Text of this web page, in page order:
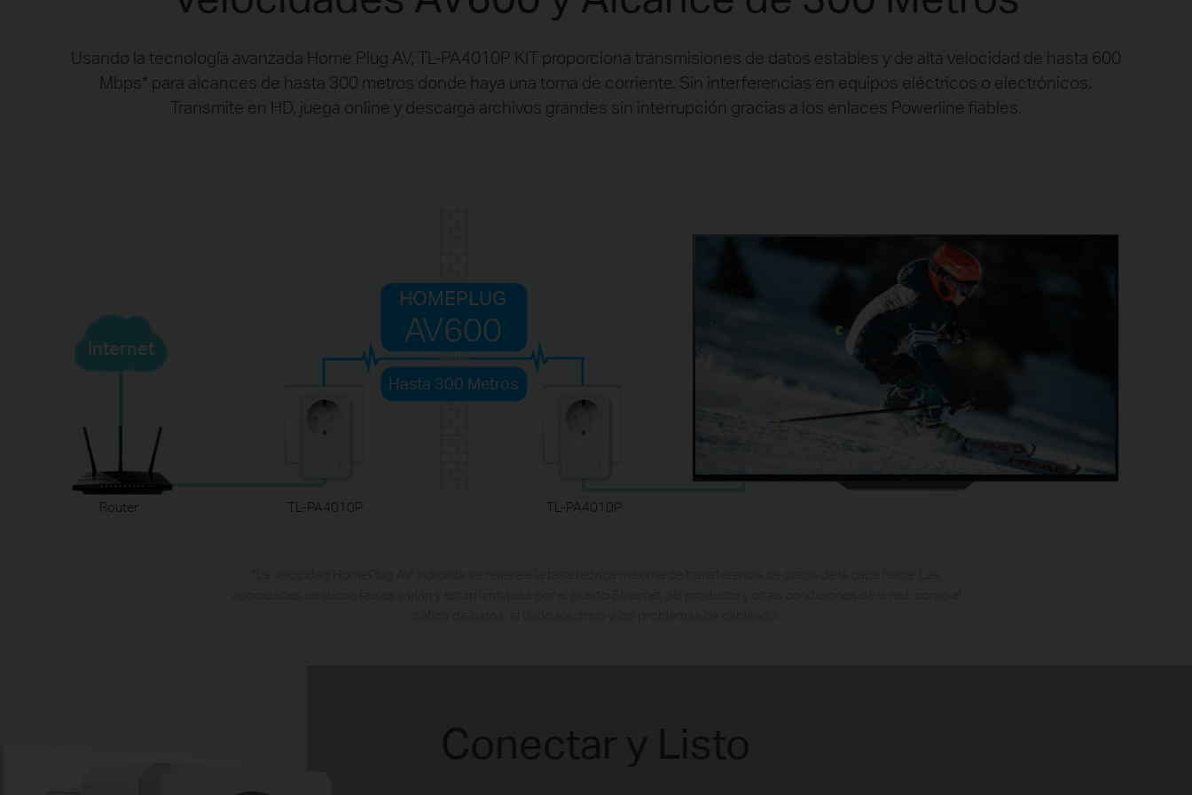
Usando la tecnología avanzada Home Plug AV, TL-PA4010P KIT proporciona transmisiones de datos estables y de alta velocidad de hasta 600
Mbps* para alcances de hasta 300 metros donde haya una toma de corriente. Sin interferencias en equipos eléctricos o electrónicos.
Transmite en HD, juega online y descarga archivos grandes sin interrupción gracias a los enlaces Powerline fiables.
Internet
Router TL-PA4010P TL-PA4010P
HOMEPLUG
AV600
Hasta 300 Metros
Conectar y Listo